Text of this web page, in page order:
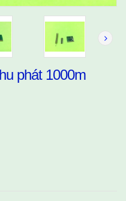
phát 1000m